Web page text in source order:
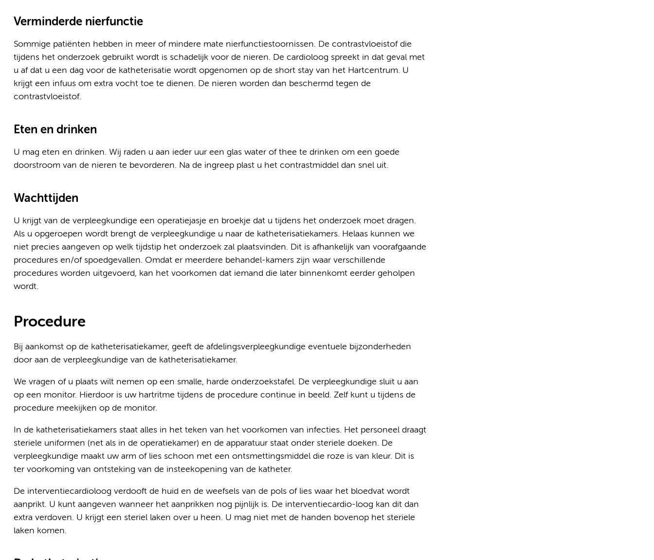
Verminderde nierfunctie
Sommige patiënten hebben in meer of mindere mate nierfunctiestoornissen. De contrastvloeistof die
tijdens het onderzoek gebruikt wordt is schadelijk voor de nieren. De cardioloog spreekt in dat geval met
u af dat u een dag voor de katheterisatie wordt opgenomen op de short stay van het Hartcentrum. U
krijgt een infuus om extra vocht toe te dienen. De nieren worden dan beschermd tegen de
contrastvloeistof.
Eten en drinken
U mag eten en drinken. Wij raden u aan ieder uur een glas water of thee te drinken om een goede
doorstroom van de nieren te bevorderen. Na de ingreep plast u het contrastmiddel dan snel uit.
Wachttijden
U krijgt van de verpleegkundige een operatiejasje en broekje dat u tijdens het onderzoek moet dragen.
Als u opgeroepen wordt brengt de verpleegkundige u naar de katheterisatiekamers. Helaas kunnen we
niet precies aangeven op welk tijdstip het onderzoek zal plaatsvinden. Dit is afhankelijk van voorafgaande
procedures en/of spoedgevallen. Omdat er meerdere behandel-kamers zijn waar verschillende
procedures worden uitgevoerd, kan het voorkomen dat iemand die later binnenkomt eerder geholpen
wordt.
Procedure
Bij aankomst op de katheterisatiekamer, geeft de afdelingsverpleegkundige eventuele bijzonderheden
door aan de verpleegkundige van de katheterisatiekamer.
We vragen of u plaats wilt nemen op een smalle, harde onderzoekstafel. De verpleegkundige sluit u aan
op een monitor. Hierdoor is uw hartritme tijdens de procedure continue in beeld. Zelf kunt u tijdens de
procedure meekijken op de monitor.
In de katheterisatiekamers staat alles in het teken van het voorkomen van infecties. Het personeel draagt
steriele uniformen (net als in de operatiekamer) en de apparatuur staat onder steriele doeken. De
verpleegkundige maakt uw arm of lies schoon met een ontsmettingsmiddel die roze is van kleur. Dit is
ter voorkoming van ontsteking van de insteekopening van de katheter.
De interventiecardioloog verdooft de huid en de weefsels van de pols of lies waar het bloedvat wordt
aanprikt. U kunt aangeven wanneer het aanprikken nog pijnlijk is. De interventiecardio-loog kan dit dan
extra verdoven. U krijgt een steriel laken over u heen. U mag niet met de handen bovenop het steriele
laken komen.